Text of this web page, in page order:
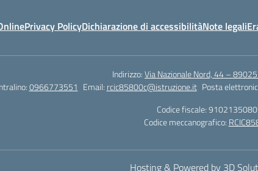
Privacy PolicyDichiarazione di accessibilitàNote legali
Indirizzo:Via Nazionale Nord, 44 –
0966773551 Email: rcic85800c@istruzione.it Posta
Codice fiscale:
Codice meccanografico:
Hosting & Powered by 3D